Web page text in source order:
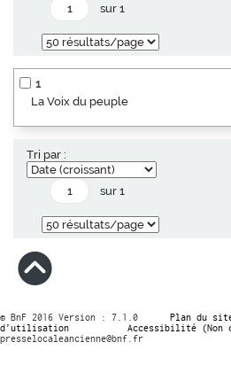
sur 1
1
La Voix du peuple
Tri par :
sur 1
© BnF 2016 Version : 7.1.0 Plan du
d’utilisation
Accessibilité (Non
presselocaleancienne@bnf.fr